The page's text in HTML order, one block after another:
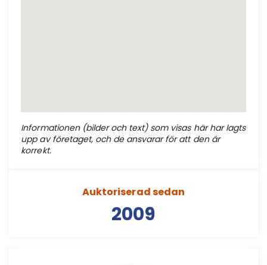
Informationen (bilder och text) som visas här har lagts
upp av företaget, och de ansvarar för att den är
korrekt.
Auktoriserad sedan
2009